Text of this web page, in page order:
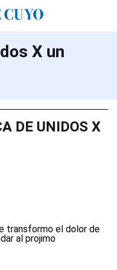
X un
DE UNIDOS X